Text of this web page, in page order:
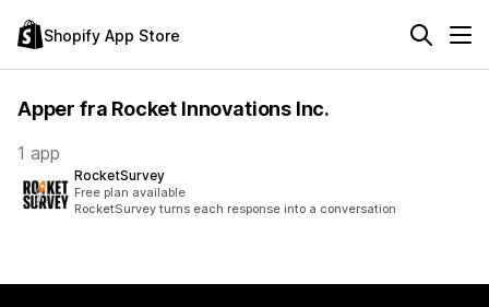
Shopify App Store
Apper fra Rocket Innovations Inc.
1 app
RocketSurvey
Free plan available
RocketSurvey turns each response into a conversation